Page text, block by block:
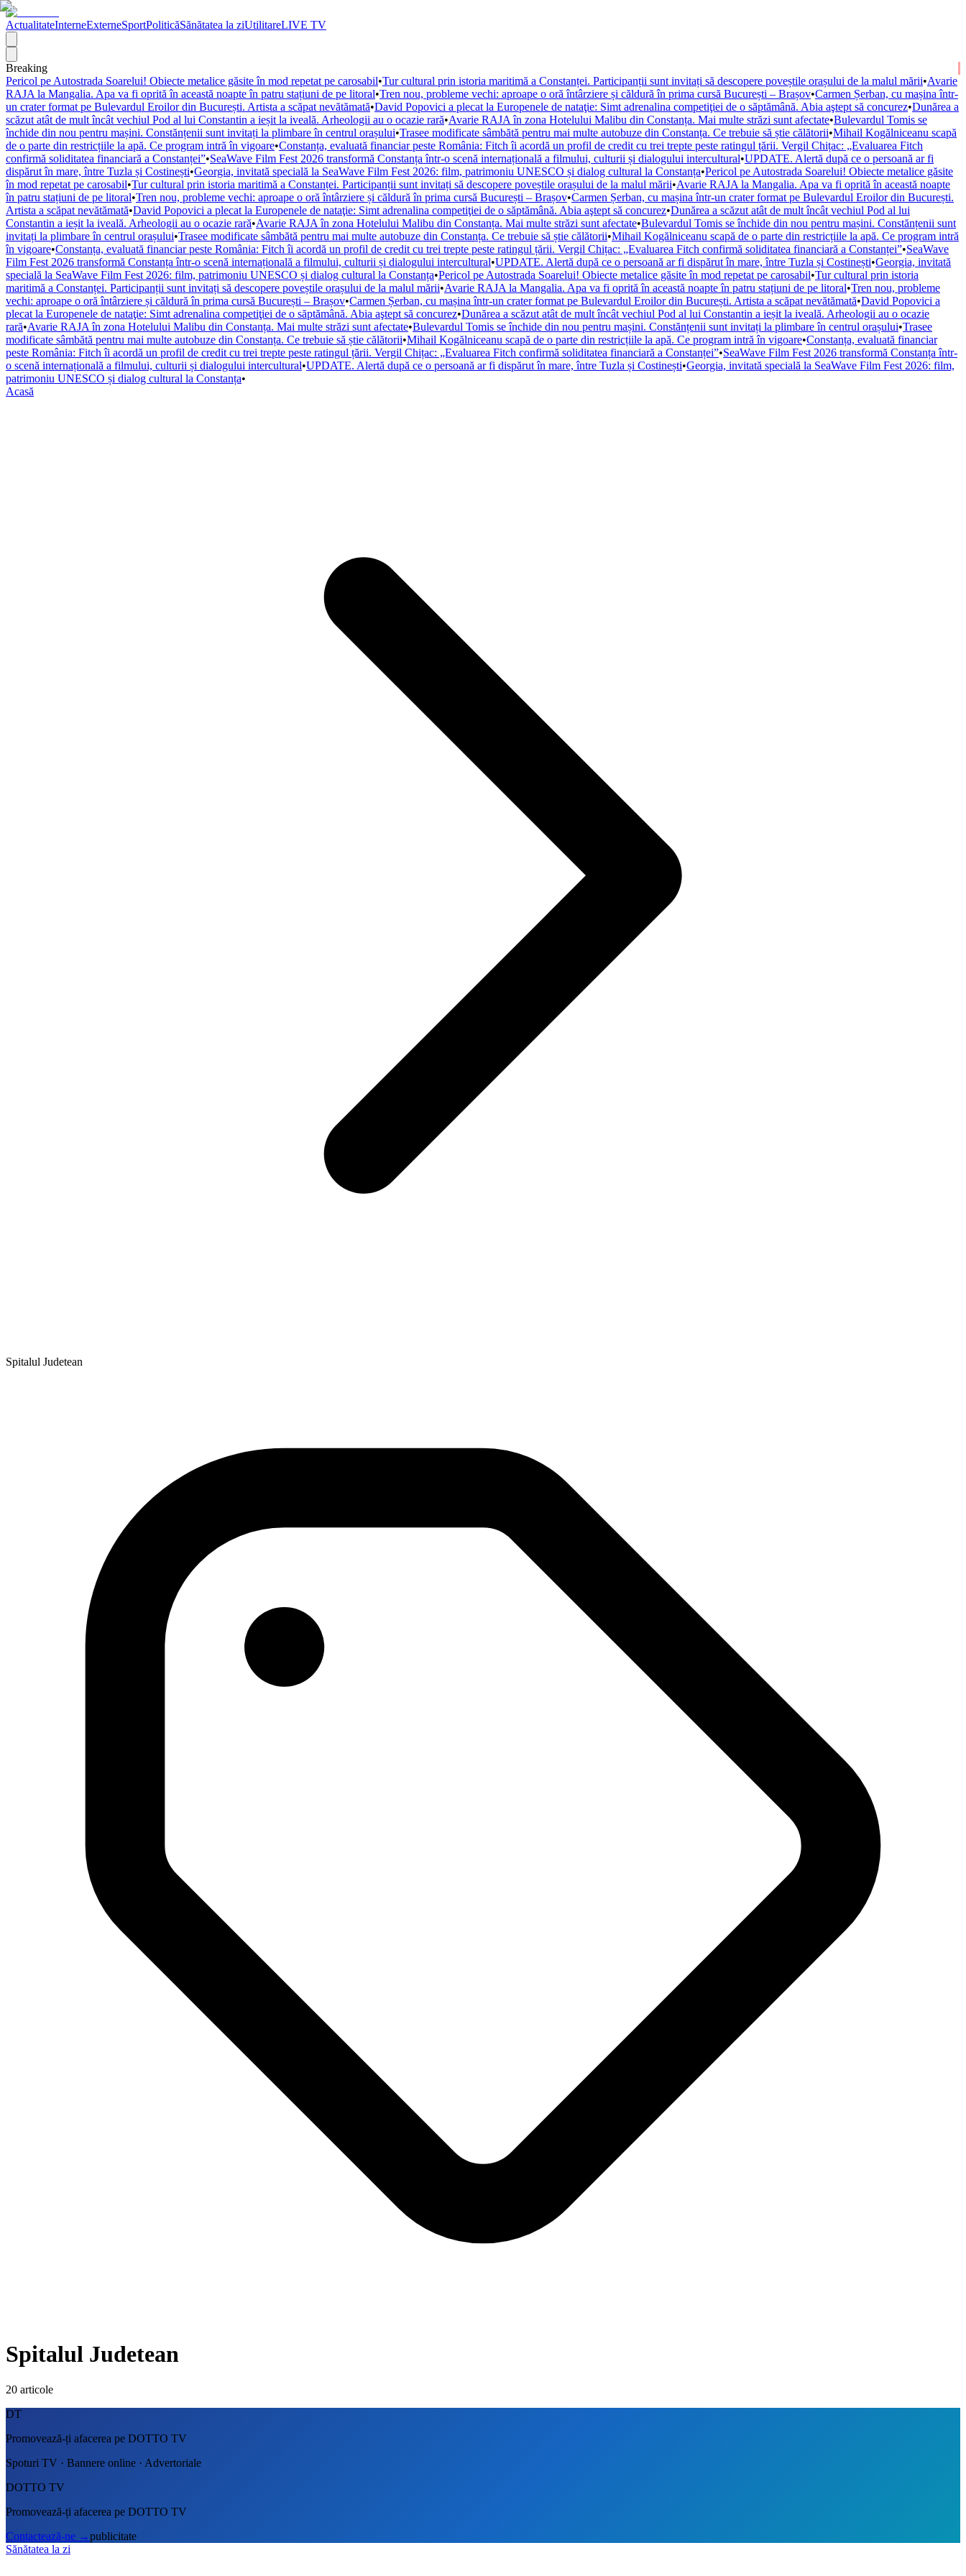
ActualitateInterneExterneSportPoliticăSănătatea la ziUtilitareLIVE TV
Breaking
Pericol pe Autostrada Soarelui! Obiecte metalice găsite în mod repetat pe carosabil•Tur cultural prin istoria maritimă a Constanței. Participanții sunt invitați să descopere poveștile orașului de la malul mării•Avarie
RAJA la Mangalia. Apa va fi oprită în această noapte în patru stațiuni de pe litoral•Tren nou, probleme vechi: aproape o oră întârziere și căldură în prima cursă București – Brașov•Carmen Șerban, cu mașina într-
un crater format pe Bulevardul Eroilor din București. Artista a scăpat nevătămată•David Popovici a plecat la Europenele de nataţie: Simt adrenalina competiţiei de o săptămână. Abia aştept să concurez•Dunărea a
scăzut atât de mult încât vechiul Pod al lui Constantin a ieșit la iveală. Arheologii au o ocazie rară•Avarie RAJA în zona Hotelului Malibu din Constanța. Mai multe străzi sunt afectate•Bulevardul Tomis se
închide din nou pentru mașini. Constănțenii sunt invitați la plimbare în centrul orașului•Trasee modificate sâmbătă pentru mai multe autobuze din Constanța. Ce trebuie să știe călătorii•Mihail Kogălniceanu scapă
de o parte din restricțiile la apă. Ce program intră în vigoare•Constanța, evaluată financiar peste România: Fitch îi acordă un profil de credit cu trei trepte peste ratingul țării. Vergil Chițac: „Evaluarea Fitch
confirmă soliditatea financiară a Constanței”•SeaWave Film Fest 2026 transformă Constanța într-o scenă internațională a filmului, culturii și dialogului intercultural•UPDATE. Alertă după ce o persoană ar fi
dispărut în mare, între Tuzla și Costinești•Georgia, invitată specială la SeaWave Film Fest 2026: film, patrimoniu UNESCO și dialog cultural la Constanța•Pericol pe Autostrada Soarelui! Obiecte metalice găsite
în mod repetat pe carosabil•Tur cultural prin istoria maritimă a Constanței. Participanții sunt invitați să descopere poveștile orașului de la malul mării•Avarie RAJA la Mangalia. Apa va fi oprită în această noapte
în patru stațiuni de pe litoral•Tren nou, probleme vechi: aproape o oră întârziere și căldură în prima cursă București – Brașov•Carmen Șerban, cu mașina într-un crater format pe Bulevardul Eroilor din București.
Artista a scăpat nevătămată•David Popovici a plecat la Europenele de nataţie: Simt adrenalina competiţiei de o săptămână. Abia aştept să concurez•Dunărea a scăzut atât de mult încât vechiul Pod al lui
Constantin a ieșit la iveală. Arheologii au o ocazie rară•Avarie RAJA în zona Hotelului Malibu din Constanța. Mai multe străzi sunt afectate•Bulevardul Tomis se închide din nou pentru mașini. Constănțenii sunt
invitați la plimbare în centrul orașului•Trasee modificate sâmbătă pentru mai multe autobuze din Constanța. Ce trebuie să știe călătorii•Mihail Kogălniceanu scapă de o parte din restricțiile la apă. Ce program intră
în vigoare•Constanța, evaluată financiar peste România: Fitch îi acordă un profil de credit cu trei trepte peste ratingul țării. Vergil Chițac: „Evaluarea Fitch confirmă soliditatea financiară a Constanței”•SeaWave
Film Fest 2026 transformă Constanța într-o scenă internațională a filmului, culturii și dialogului intercultural•UPDATE. Alertă după ce o persoană ar fi dispărut în mare, între Tuzla și Costinești•Georgia, invitată
specială la SeaWave Film Fest 2026: film, patrimoniu UNESCO și dialog cultural la Constanța•Pericol pe Autostrada Soarelui! Obiecte metalice găsite în mod repetat pe carosabil•Tur cultural prin istoria
maritimă a Constanței. Participanții sunt invitați să descopere poveștile orașului de la malul mării•Avarie RAJA la Mangalia. Apa va fi oprită în această noapte în patru stațiuni de pe litoral•Tren nou, probleme
vechi: aproape o oră întârziere și căldură în prima cursă București – Brașov•Carmen Șerban, cu mașina într-un crater format pe Bulevardul Eroilor din București. Artista a scăpat nevătămată•David Popovici a
plecat la Europenele de nataţie: Simt adrenalina competiţiei de o săptămână. Abia aştept să concurez•Dunărea a scăzut atât de mult încât vechiul Pod al lui Constantin a ieșit la iveală. Arheologii au o ocazie
rară•Avarie RAJA în zona Hotelului Malibu din Constanța. Mai multe străzi sunt afectate•Bulevardul Tomis se închide din nou pentru mașini. Constănțenii sunt invitați la plimbare în centrul orașului•Trasee
modificate sâmbătă pentru mai multe autobuze din Constanța. Ce trebuie să știe călătorii•Mihail Kogălniceanu scapă de o parte din restricțiile la apă. Ce program intră în vigoare•Constanța, evaluată financiar
peste România: Fitch îi acordă un profil de credit cu trei trepte peste ratingul țării. Vergil Chițac: „Evaluarea Fitch confirmă soliditatea financiară a Constanței”•SeaWave Film Fest 2026 transformă Constanța într-
o scenă internațională a filmului, culturii și dialogului intercultural•UPDATE. Alertă după ce o persoană ar fi dispărut în mare, între Tuzla și Costinești•Georgia, invitată specială la SeaWave Film Fest 2026: film,
patrimoniu UNESCO și dialog cultural la Constanța•
Acasă
Spitalul Judetean
Spitalul Judetean
20 articole
DT
Promovează-ți afacerea pe DOTTO TV
Spoturi TV · Bannere online · Advertoriale
DOTTO TV
Promovează-ți afacerea pe DOTTO TV
Contactează-ne →publicitate
Sănătatea la zi